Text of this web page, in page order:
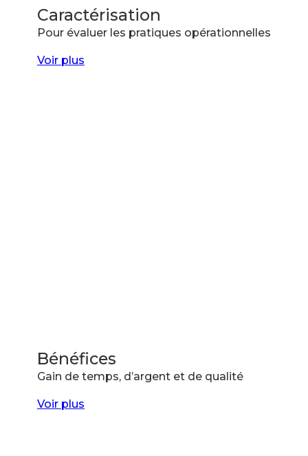
Caractérisation
Pour évaluer les pratiques opérationnelles
Voir plus
Bénéfices
Gain de temps, d’argent et de qualité
Voir plus